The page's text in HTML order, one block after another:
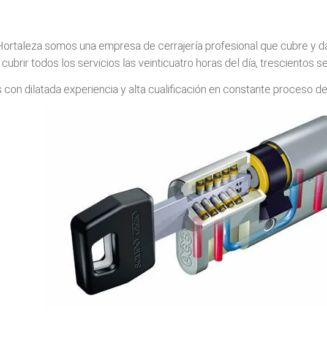
somos una empresa de cerrajería profesional que cubre y
todos los servicios las veinticuatro horas del día, trescientos
dilatada experiencia y alta cualificación en constante proceso